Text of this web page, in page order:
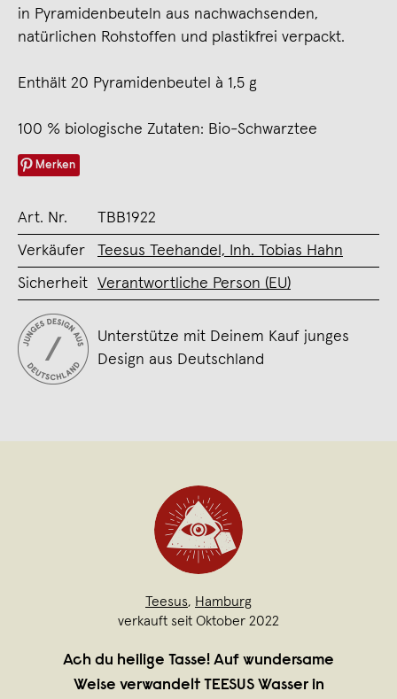
in Pyramidenbeuteln aus nachwachsenden,
natürlichen Rohstoffen und plastikfrei verpackt.
Enthält 20 Pyramidenbeutel à 1,5 g
100 % biologische Zutaten: Bio-Schwarztee
Merken
Art. Nr. TBB1922
Verkäufer Teesus Teehandel, Inh. Tobias Hahn
Sicherheit Verantwortliche Person (EU)
Unterstütze mit Deinem Kauf junges
Design aus Deutschland
Teesus, Hamburg
verkauft seit Oktober 2022
Ach du heilige Tasse! Auf wundersame
Weise verwandelt TEESUS Wasser in